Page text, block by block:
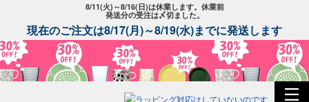
8/11(火)～8/16(日)は休業します。休業前
発送分の受注は〆切ました。
現在のご注文は8/17(月)～8/19(水)までに発送します